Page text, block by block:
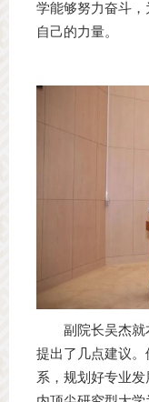
学能够努力奋斗
自己的力量。
副院长吴杰
提出了几点建议
系，规划好专业